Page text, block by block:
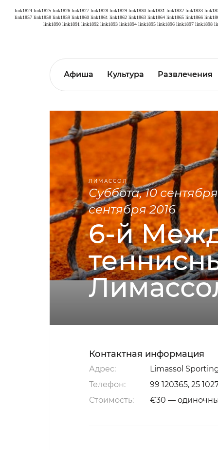
link1824 link1825 link1826 link1827 link1828 link1829 link1830 link1831 link1832 link1833
link1857 link1858 link1859 link1860 link1861 link1862 link1863 link1864 link1865 link1866
link1890 link1891 link1892 link1893 link1894 link1895 link1896 link1897 link1898
Афиша Культура Развлечения
ЛИМАССОЛ
суббота, 10 сентября 2016 - воскресенье, 18
сентября 2016
6-й
Контактная информация
Адрес:
Limassol
Телефон:
99 120365, 25
Стоимость:
€30 —